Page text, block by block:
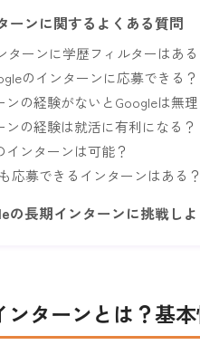
ーンに関するよくある質問
ターンに学歴フィルターはある
のインターンに応募できる？
ンの経験がないとGoogleは無理
ンの経験は就活に有利になる？
インターンは可能？
応募できるインターンはある？
の長期インターンに挑戦しよ
ンターンとは？基